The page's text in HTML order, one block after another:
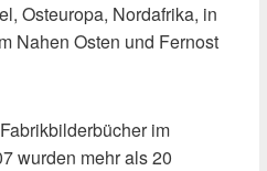
Osteuropa, Nordafrika, in
Nahen Osten und Fernost
im
wurden mehr als 20